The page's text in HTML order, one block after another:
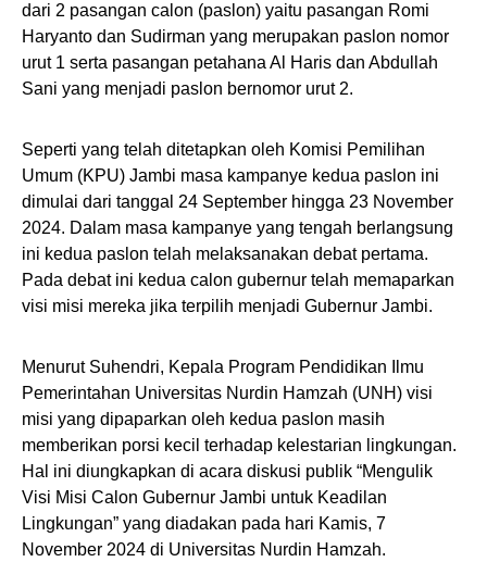
dari 2 pasangan calon (paslon) yaitu pasangan Romi
Haryanto dan Sudirman yang merupakan paslon nomor
urut 1 serta pasangan petahana Al Haris dan Abdullah
Sani yang menjadi paslon bernomor urut 2.
Seperti yang telah ditetapkan oleh Komisi Pemilihan
Umum (KPU) Jambi masa kampanye kedua paslon ini
dimulai dari tanggal 24 September hingga 23 November
2024. Dalam masa kampanye yang tengah berlangsung
ini kedua paslon telah melaksanakan debat pertama.
Pada debat ini kedua calon gubernur telah memaparkan
visi misi mereka jika terpilih menjadi Gubernur Jambi.
Menurut Suhendri, Kepala Program Pendidikan Ilmu
Pemerintahan Universitas Nurdin Hamzah (UNH) visi
misi yang dipaparkan oleh kedua paslon masih
memberikan porsi kecil terhadap kelestarian lingkungan.
Hal ini diungkapkan di acara diskusi publik “Mengulik
Visi Misi Calon Gubernur Jambi untuk Keadilan
Lingkungan” yang diadakan pada hari Kamis, 7
November 2024 di Universitas Nurdin Hamzah.